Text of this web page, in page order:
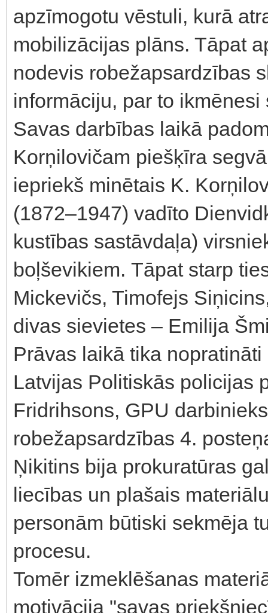
apzīmogotu vēstuli, kurā
mobilizācijas plāns. Tāpat
nodevis robežapsardzības
informāciju, par to
Savas darbības laikā
Korņilovičam piešķīra
iepriekš minētais K.
(1872–1947) vadīto
kustības sastāvdaļa)
boļševikiem. Tāpat starp
Mickevičs, Timofejs
divas sievietes – Emilija
Prāvas laikā tika
Latvijas Politiskās policijas
Fridrihsons, GPU
robežapsardzības 4.
Ņikitins bija prokuratūras
liecības un plašais
personām būtiski sekmēja
procesu.
Tomēr izmeklēšanas
motivācija "savas